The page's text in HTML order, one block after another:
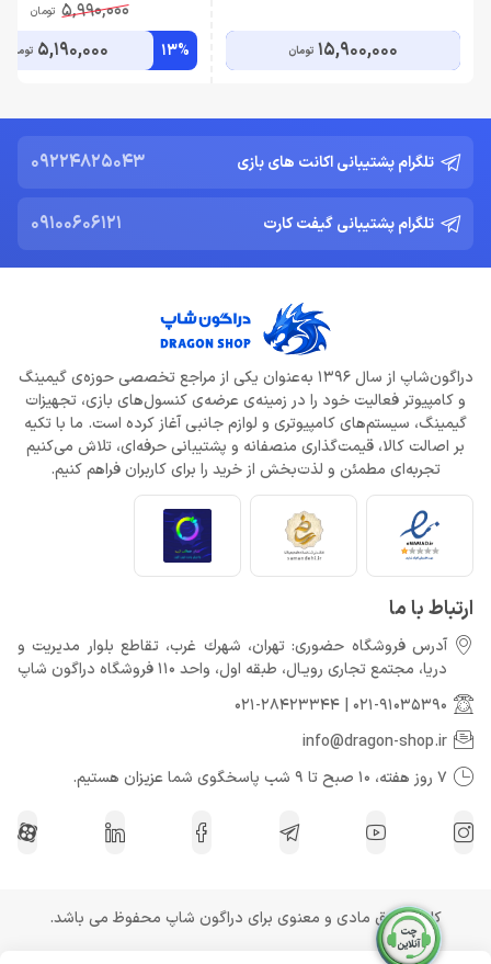
15,900,000 تومان
5,990,000 تومان
13%
5,190,000 تومان
تلگرام پشتیبانی اکانت های بازی 09224825043
تلگرام پشتیبانی گیفت کارت 09100606121
دراگون‌شاپ از سال 1396 به‌عنوان یکی از مراجع تخصصی حوزه‌ی گیمینگ
و کامپیوتر فعالیت خود را در زمینه‌ی عرضه‌ی کنسول‌های بازی، تجهیزات
گیمینگ، سیستم‌های کامپیوتری و لوازم جانبی آغاز کرده است. ما با تکیه
بر اصالت کالا، قیمت‌گذاری منصفانه و پشتیبانی حرفه‌ای، تلاش می‌کنیم
تجربه‌ای مطمئن و لذت‌بخش از خرید را برای کاربران فراهم کنیم.
ارتباط با ما
آدرس فروشگاه حضوری: تهران، شهرك غرب، تقاطع بلوار مدیریت و
دريا، مجتمع تجارى رويـال، طبقه اول، واحد 110 فروشگاه دراگون شاپ
021-91035390
021-28423344
info@dragon-shop.ir
7 روز هفته، 10 صبح تا 9 شب پاسخگوی شما عزیزان هستیم.
کلیه حقوق مادی و معنوی برای دراگون شاپ محفوظ می باشد.